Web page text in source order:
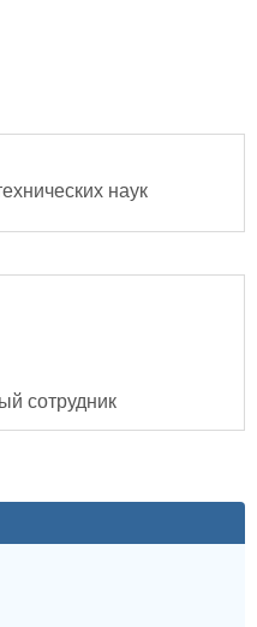
наук
сотрудник